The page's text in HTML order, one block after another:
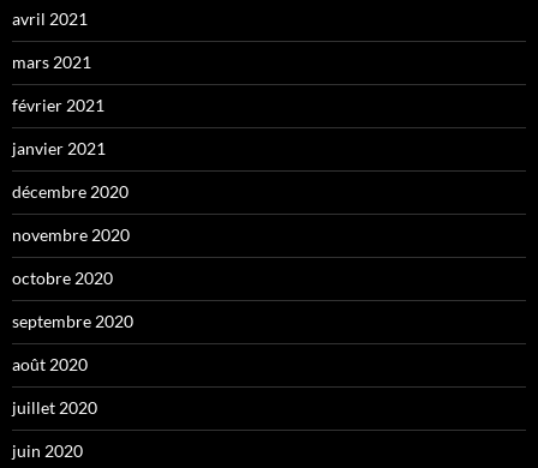
avril 2021
mars 2021
février 2021
janvier 2021
décembre 2020
novembre 2020
octobre 2020
septembre 2020
août 2020
juillet 2020
juin 2020